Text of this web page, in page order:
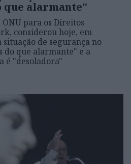
que alarmante"
para os Direitos
considerou hoje, em
situação de segurança no
do que alarmante" e a
é "desoladora"